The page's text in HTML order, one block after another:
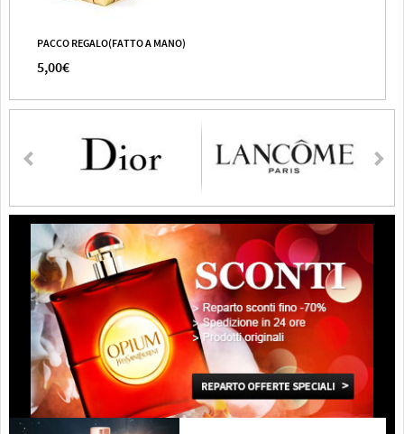
PACCO REGALO(FATTO A MANO)
5,00€